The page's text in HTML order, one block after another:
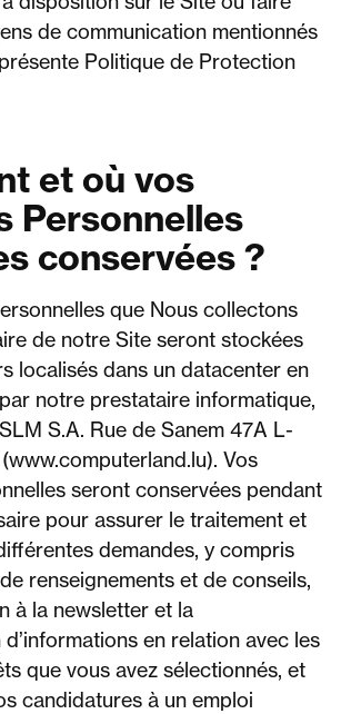
de communication mentionnés
Politique de Protection
et où vos
Personnelles
conservées ?
que Nous collectons
de notre Site seront stockées
localisés dans un datacenter en
notre prestataire informatique,
S.A. Rue de Sanem 47A L-
Vos
seront conservées pendant
pour assurer le traitement et
demandes, y compris
renseignements et de conseils,
à la newsletter et la
en relation avec les
que vous avez sélectionnés, et
candidatures à un emploi